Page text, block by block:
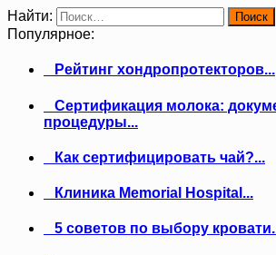
Найти:
Популярное:
Рейтинг хондропротекторов...
Сертификация молока:
процедуры...
Как сертифицировать чай?...
Клиника Memorial Hospital...
5 советов по выбору